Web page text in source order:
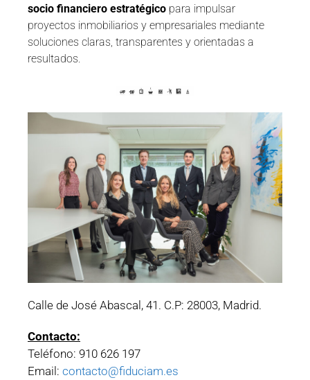
socio financiero estratégico para impulsar
proyectos inmobiliarios y empresariales mediante
soluciones claras, transparentes y orientadas a
resultados.
Calle de José Abascal, 41. C.P: 28003, Madrid.
Contacto:
Teléfono: 910 626 197
Email: contacto@fiduciam.es